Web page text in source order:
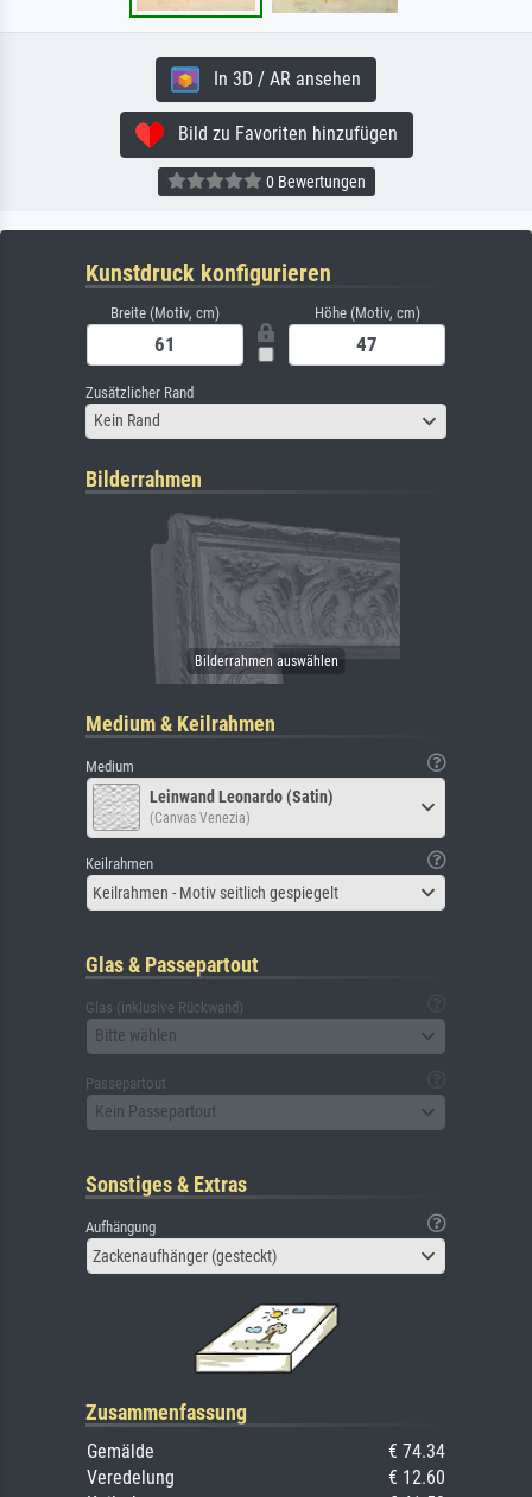
In 3D / AR ansehen
Bild zu Favoriten hinzufügen
0 Bewertungen
Kunstdruck konfigurieren
Breite (Motiv, cm) Höhe (Motiv, cm)
Zusätzlicher Rand
Kein Rand
Bilderrahmen
Medium & Keilrahmen
Medium
Leinwand Leonardo (Satin)
(Canvas Venezia)
Keilrahmen
Keilrahmen - Motiv seitlich gespiegelt
Glas & Passepartout
Glas (inklusive Rückwand)
Bitte wählen
Passepartout
Kein Passepartout
Sonstiges & Extras
Aufhängung
Zackenaufhänger (gesteckt)
Zusammenfassung
Gemälde
€ 74.34
Veredelung
€ 12.60